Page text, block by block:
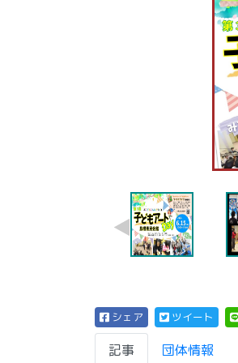
シェア ツイート
記事 団体情報